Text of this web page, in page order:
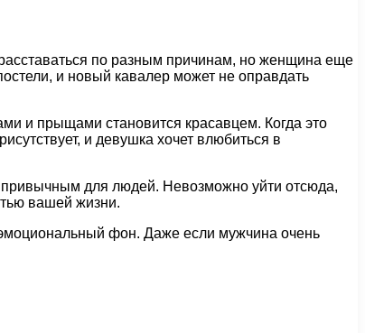
по разным причинам, но женщина еще
и новый кавалер может не оправдать
и прыщами становится красавцем. Когда это
и девушка хочет влюбиться в
для людей. Невозможно уйти отсюда,
вашей жизни.
эмоциональный фон. Даже если мужчина очень